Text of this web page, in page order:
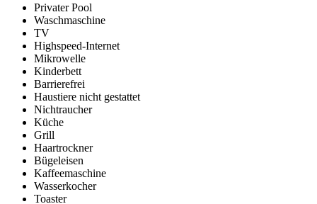
Privater Pool
Waschmaschine
TV
Highspeed-Internet
Mikrowelle
Kinderbett
Barrierefrei
Haustiere nicht gestattet
Nichtraucher
Küche
Grill
Haartrockner
Bügeleisen
Kaffeemaschine
Wasserkocher
Toaster